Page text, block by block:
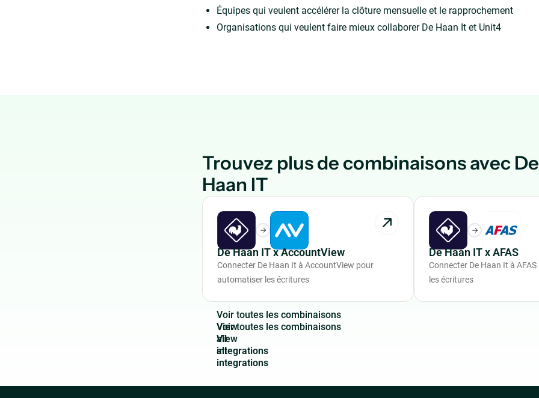
Équipes qui veulent accélérer la clôture mensuelle et le rapprochement
Organisations qui veulent faire mieux collaborer De Haan It et Unit4
Trouvez plus de combinaisons avec De
Haan IT
De Haan IT x AccountView
Connecter De Haan It à AccountView pour
automatiser les écritures
De Haan IT x AFAS
Connecter De Haan It à
les écritures
Voir toutes les combinaisons
View
all
integrations